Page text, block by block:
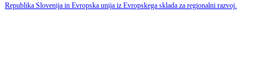
Republika Slovenija in Evropska unija iz Evropskega sklada za regionalni razvoj.